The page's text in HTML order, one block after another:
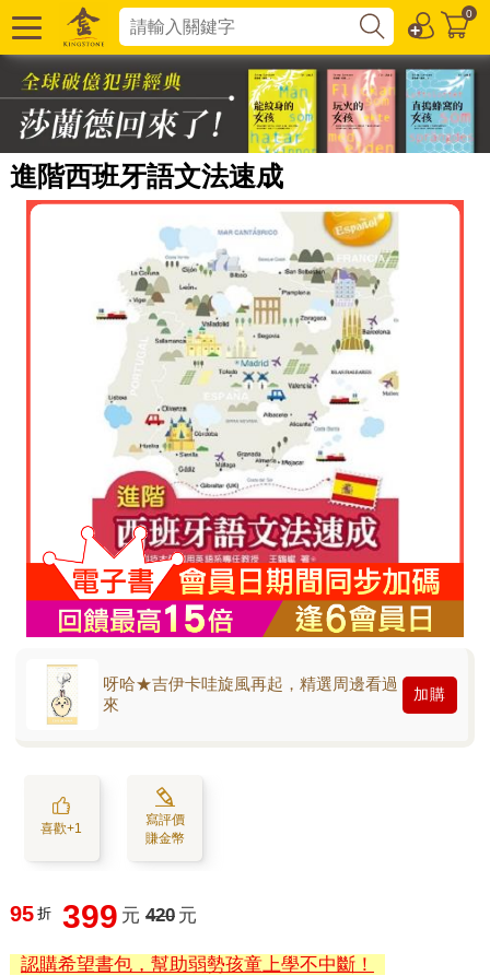
0
進階西班牙語文法速成
呀哈★吉伊卡哇旋風再起，精選周邊看過
來
加購
喜歡+1
寫評價
賺金幣
95 折 399 元 420 元
認購希望書包，幫助弱勢孩童上學不中斷！